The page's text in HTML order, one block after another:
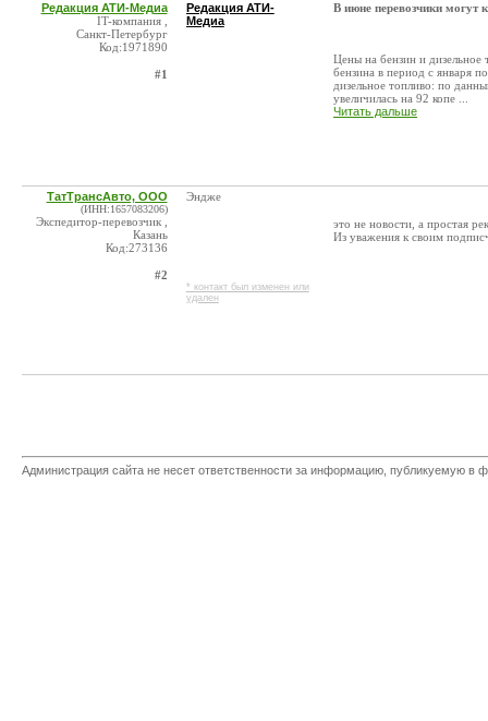
Редакция АТИ-Медиа
IT-компания ,
Санкт-Петербург
Код:1971890
#1
Редакция АТИ-
Медиа
В июне перевозчики могут
Цены на бензин и
бензина в период с января
дизельное топливо: по
увеличилась на 92 копе ...
Читать дальше
ТатТрансАвто, ООО
(ИНН:1657083206)
Экспедитор-перевозчик ,
Казань
Код:273136
#2
Эндже
* контакт был изменен или
удален
это не новости, а простая
Из уважения к своим
Администрация сайта не несет ответственности за информацию, публикуемую